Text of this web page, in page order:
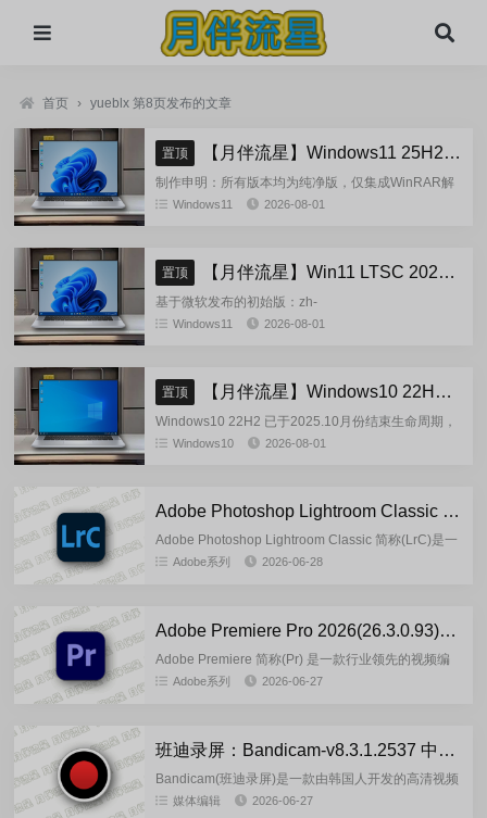
首页 › yueblx 第8页发布的文章
置顶 【月伴流星】Windows11 25H2 完整+适量精简多合一安装版2026.08
制作申明：所有版本均为纯净版，仅集成WinRAR解
压缩和VBCRedist_x86_x64和系统必须的软件和运
Windows11 2026-08-01
置顶 【月伴流星】Win11 LTSC 2024 完整+适量精简多合一安装版2026.08
基于微软发布的初始版：zh-
Windows11 2026-08-01
置顶 【月伴流星】Windows10 22H2 完整+适量精简多合一安装版2026.08
Windows10 22H2 已于2025.10月份结束生命周期，
官方已经停止技术支持，考虑到22H2尚有大量用
Windows10 2026-08-01
Adobe Photoshop Lightroom Classic 2026(15.4.1.1)-by7997 多语言便携版
Adobe Photoshop Lightroom Classic 简称(LrC)是一
款将大多数数码摄影任务所需的所有工具整合在一个
Adobe系列 2026-06-28
Adobe Premiere Pro 2026(26.3.0.93)-m0nkrus 多语言版
Adobe Premiere 简称(Pr) 是一款行业领先的视频编
辑软件，具有丰富的创意工具选择、与其他应用程序
Adobe系列 2026-06-27
班迪录屏：Bandicam-v8.3.1.2537 中文绿色便携版
Bandicam(班迪录屏)是一款由韩国人开发的高清视频
录制工具,支持屏幕录像，高清视频录像。录视频，录
媒体编辑 2026-06-27